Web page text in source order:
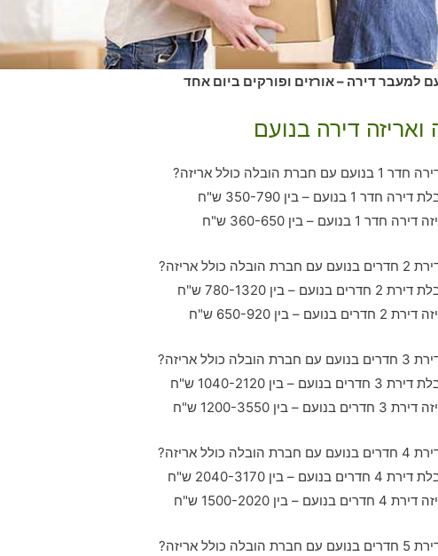
למעבר דירה – אורזים ופורקים ביום אחד
דירה בנועם
הובלה כולל אריזה?
– בין 350-790 ש"ח
– בין 360-650 ש"ח
אריזה?
– בין 780-1320 ש"ח
בין 650-920 ש"ח
אריזה?
בין 1040-2120 ש"ח
1200-3550 ש"ח
אריזה?
בין 2040-3170 ש"ח
1500-2020 ש"ח
אריזה?